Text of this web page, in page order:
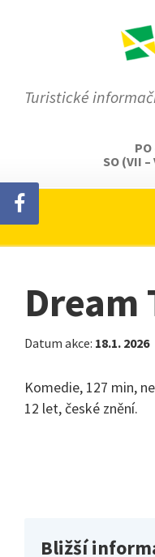
Turistické
PO
SO (VII
Dream
Datum akce: 18.1. 2026
Komedie, 127 min,
12 let, české znění.
Bližší